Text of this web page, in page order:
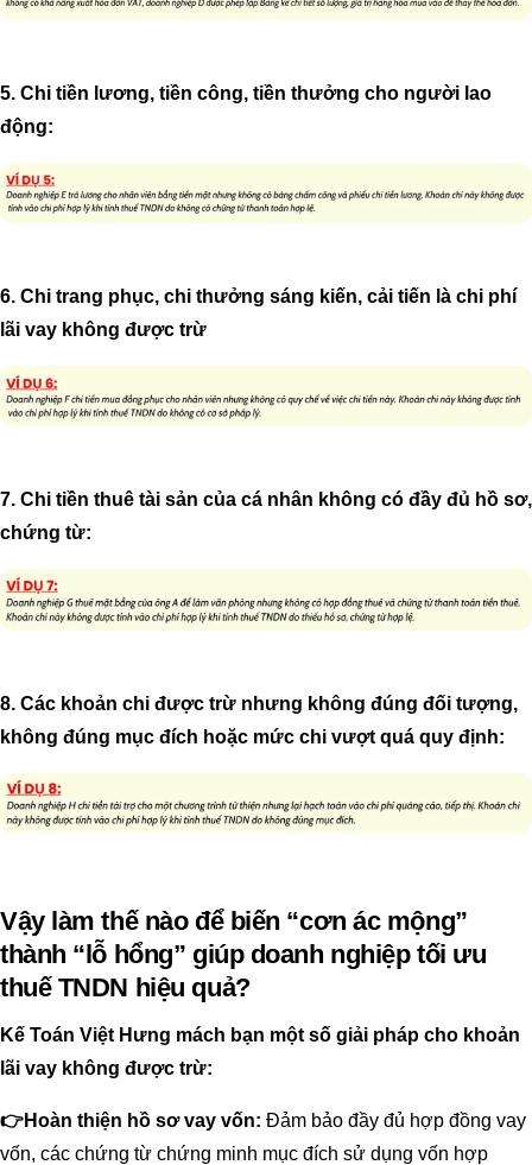
5. Chi tiền lương, tiền công, tiền thưởng cho người lao
động:
6. Chi trang phục, chi thưởng sáng kiến, cải tiến là chi phí
lãi vay không được trừ
7. Chi tiền thuê tài sản của cá nhân không có đầy đủ hồ sơ,
chứng từ:
8. Các khoản chi được trừ nhưng không đúng đối tượng,
không đúng mục đích hoặc mức chi vượt quá quy định:
Vậy làm thế nào để biến “cơn ác mộng”
thành “lỗ hổng” giúp doanh nghiệp tối ưu
thuế TNDN hiệu quả?
Kế Toán Việt Hưng mách bạn một số giải pháp cho khoản
lãi vay không được trừ:
👉Hoàn thiện hồ sơ vay vốn: Đảm bảo đầy đủ hợp đồng vay
vốn, các chứng từ chứng minh mục đích sử dụng vốn hợp